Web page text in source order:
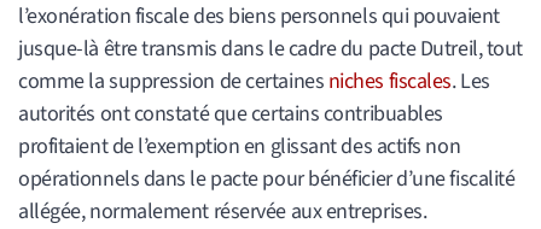
l’exonération fiscale des biens personnels qui pouvaient
jusque-là être transmis dans le cadre du pacte Dutreil, tout
comme la suppression de certaines niches fiscales. Les
autorités ont constaté que certains contribuables
profitaient de l’exemption en glissant des actifs non
opérationnels dans le pacte pour bénéficier d’une fiscalité
allégée, normalement réservée aux entreprises.